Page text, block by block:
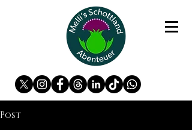
Post